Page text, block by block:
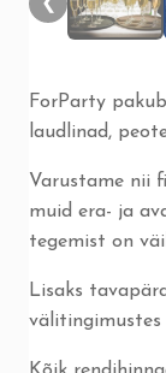
ForParty
laudlinad,
Varustame nii
muid era- ja
tegemist on
Lisaks
välitingimustes